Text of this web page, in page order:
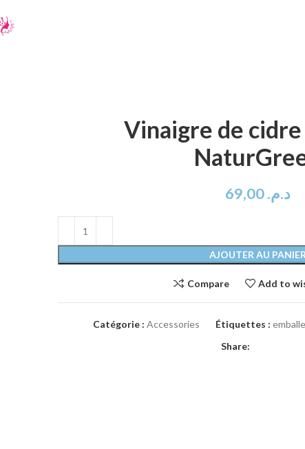
Vinaigre de
د.م.
AJOUTER AU PANIER
Compare Add to
Catégorie : Accessories Étiquettes :
Share: